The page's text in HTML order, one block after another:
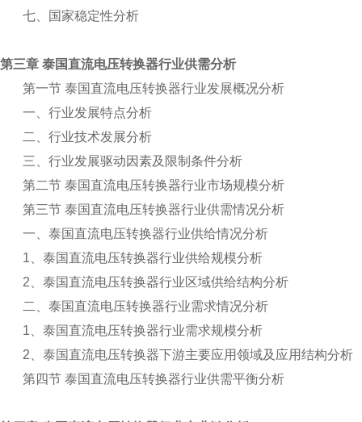
七、国家稳定性分析
第三章 泰国直流电压转换器行业供需分析
第一节 泰国直流电压转换器行业发展概况分析
一、行业发展特点分析
二、行业技术发展分析
三、行业发展驱动因素及限制条件分析
第二节 泰国直流电压转换器行业市场规模分析
第三节 泰国直流电压转换器行业供需情况分析
一、泰国直流电压转换器行业供给情况分析
1 、泰国直流电压转换器行业供给规模分析
2 、泰国直流电压转换器行业区域供给结构分析
二、泰国直流电压转换器行业需求情况分析
1 、泰国直流电压转换器行业需求规模分析
2 、泰国直流电压转换器下游主要应用领域及应用结构分析
第四节 泰国直流电压转换器行业供需平衡分析